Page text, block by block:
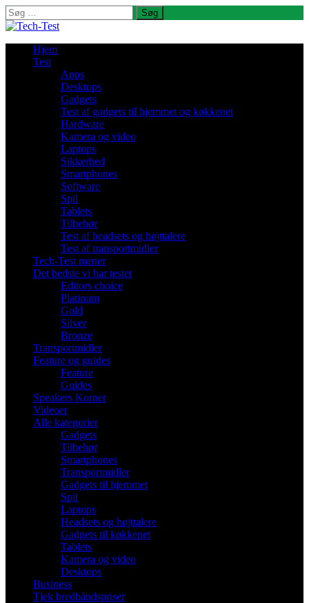
Søg
efter:
Hjem
Test
Apps
Desktops
Gadgets
Test af gadgets til hjemmet og køkkenet
Hardware
Kamera og video
Laptops
Sikkerhed
Smartphones
Software
Spil
Tablets
Tilbehør
Test af headsets og højttalere
Test af transportmidler
Tech-Test mener
Det bedste vi har testet
Editors choice
Platinum
Gold
Silver
Bronze
Transportmidler
Feature og guides
Feature
Guides
Speakers Korner
Videoer
Alle kategorier
Gadgets
Tilbehør
Smartphones
Transportmidler
Gadgets til hjemmet
Spil
Laptops
Headsets og højttalere
Gadgets til køkkenet
Tablets
Kamera og video
Desktops
Business
Tjek bredbåndspriser